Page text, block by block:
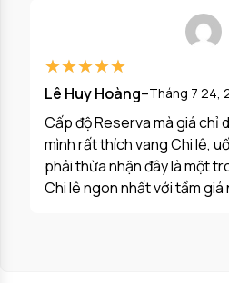
★★★★★
★★★★★
Lê Huy Hoàng–Tháng 7 24,
Cấp độ Reserva mà giá chỉ
mình rất thích vang Chi lê,
phải thừa nhận đây là một
Chi lê ngon nhất với tầm giá